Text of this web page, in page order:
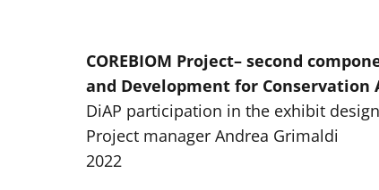
COREBIOM Project– second
and Development for Conservation
DiAP participation in the exhibit
Project manager Andrea Grimaldi
2022